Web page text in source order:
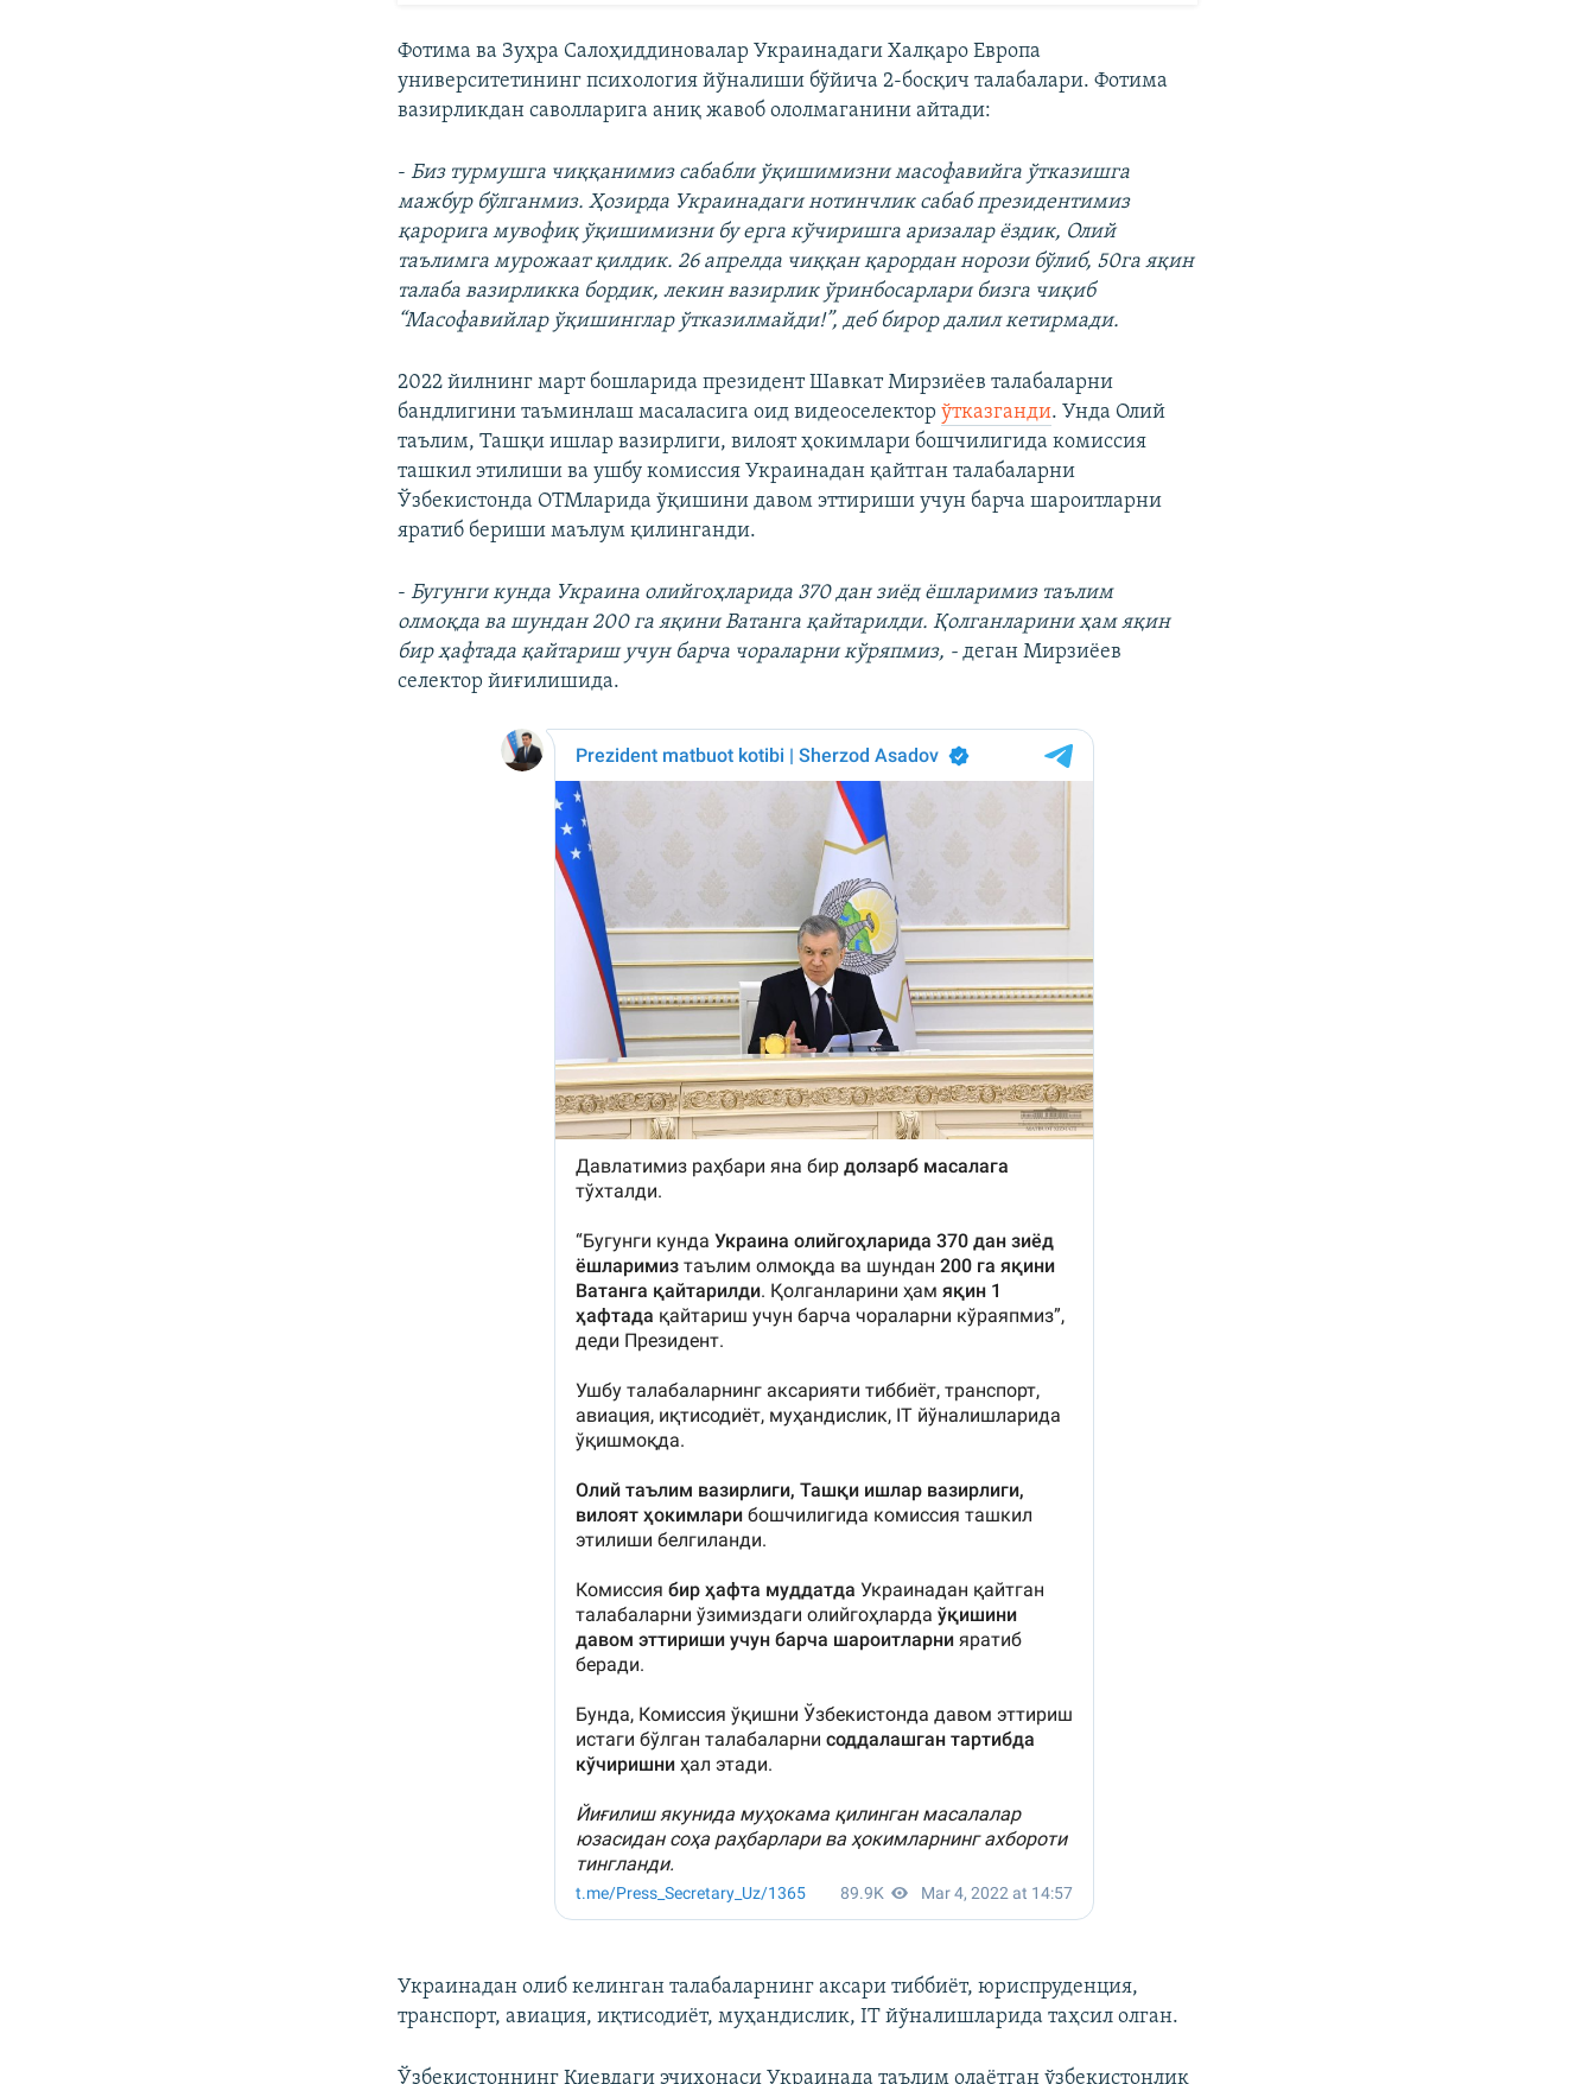
Фотима ва Зуҳра Салоҳиддиновалар Украинадаги Халқаро Европа
университетининг психология йўналиши бўйича 2-босқич талабалари. Фотима
вазирликдан саволларига аниқ жавоб ололмаганини айтади:
-Биз турмушга чиққанимиз сабабли ўқишимизни масофавийга ўтказишга
мажбур бўлганмиз. Ҳозирда Украинадаги нотинчлик сабаб президентимиз
қарорига мувофиқ ўқишимизни бу ерга кўчиришга аризалар ёздик, Олий
таълимга мурожаат қилдик. 26 апрелда чиққан қарордан норози бўлиб, 50га яқин
талаба вазирликка бордик, лекин вазирлик ўринбосарлари бизга чиқиб
“Масофавийлар ўқишинглар ўтказилмайди!”, деб бирор далил кетирмади.
2022 йилнинг март бошларида президент Шавкат Мирзиёев талабаларни
бандлигини таъминлаш масаласига оид видеоселекторўтказганди. Унда Олий
таълим, Ташқи ишлар вазирлиги, вилоят ҳокимлари бошчилигида комиссия
ташкил этилиши ва ушбу комиссия Украинадан қайтган талабаларни
Ўзбекистонда ОТМларида ўқишини давом эттириши учун барча шароитларни
яратиб бериши маълум қилинганди.
-Бугунги кунда Украина олийгоҳларида 370 дан зиёд ёшларимиз таълим
олмоқда ва шундан 200 га яқини Ватанга қайтарилди. Қолганларини ҳам яқин
бир ҳафтада қайтариш учун барча чораларни кўряпмиз, -деган Мирзиёев
селектор йиғилишида.
Украинадан олиб келинган талабаларнинг аксари тиббиёт, юриспруденция,
транспорт, авиация, иқтисодиёт, муҳандислик, IT йўналишларида таҳсил олган.
Ўзбекистоннинг Киевдаги эчихонаси Украинада таълим олаётган ўзбекистонлик